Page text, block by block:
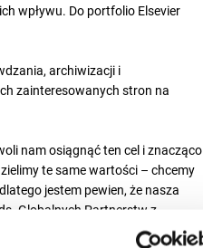
wpływu. Do portfolio Elsevier
archiwizacji i
zainteresowanych stron na
nam osiągnąć ten cel i znacząco
te same wartości – chcemy
jestem pewien, że nasza
Globalnych Partnerstw z